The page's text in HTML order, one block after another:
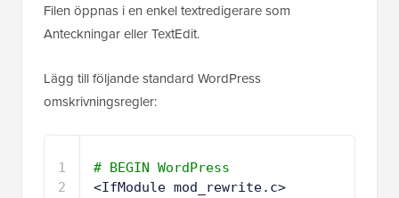
Filen öppnas i en enkel textredigerare som
Anteckningar eller TextEdit.
Lägg till följande standard WordPress
omskrivningsregler:
1
2
# BEGIN WordPress
<IfModule mod_rewrite.c>